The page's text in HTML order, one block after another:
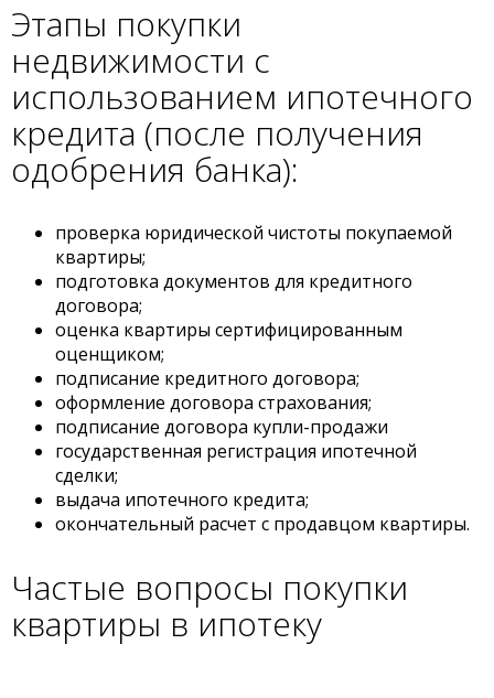
Этапы покупки
недвижимости с
использованием ипотечного
кредита (после получения
одобрения банка):
проверка юридической чистоты покупаемой
квартиры;
подготовка документов для кредитного
договора;
оценка квартиры сертифицированным
оценщиком;
подписание кредитного договора;
оформление договора страхования;
подписание договора купли-продажи
государственная регистрация ипотечной
сделки;
выдача ипотечного кредита;
окончательный расчет с продавцом квартиры.
Частые вопросы покупки
квартиры в ипотеку